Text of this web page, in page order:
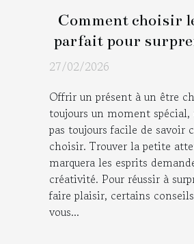
Comment choisir
parfait pour
27/02/2026
Offrir un présent à un être
toujours un moment
pas toujours facile de savoir
choisir. Trouver la petite
marquera les esprits
créativité. Pour réussir à
faire plaisir, certains
vous...